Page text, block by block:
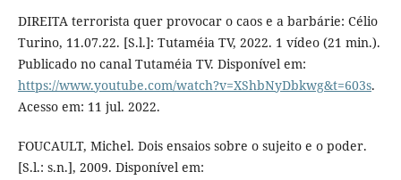
DIREITA terrorista quer provocar o caos e a barbárie: Célio
Turino, 11.07.22. [S.l.]: Tutaméia TV, 2022. 1 vídeo (21 min.).
Publicado no canal Tutaméia TV. Disponível em:
https://www.youtube.com/watch?v=XShbNyDbkwg&t=603s.
Acesso em: 11 jul. 2022.
FOUCAULT, Michel. Dois ensaios sobre o sujeito e o poder.
[S.l.: s.n.], 2009. Disponível em: